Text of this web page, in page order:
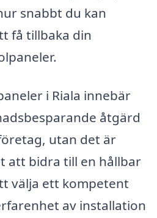
snabbt du kan
få tillbaka din
i Riala innebär
åtgärd
utan det är
att bidra till en hållbar
välja ett kompetent
av installation